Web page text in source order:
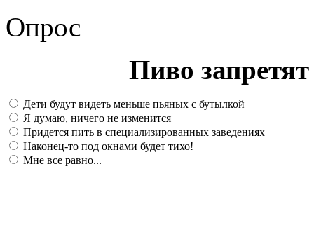
Опрос
Пиво
Дети будут видеть меньше пьяных с бутылкой
Я думаю, ничего не изменится
Придется пить в специализированных заведениях
Наконец-то под окнами будет тихо!
Мне все равно...